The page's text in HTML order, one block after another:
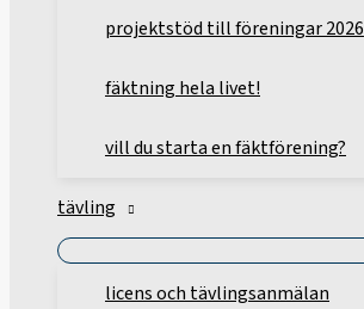
projektstöd till föreningar 2026
fäktning hela livet!
vill du starta en fäktförening?
tävling
licens och tävlingsanmälan